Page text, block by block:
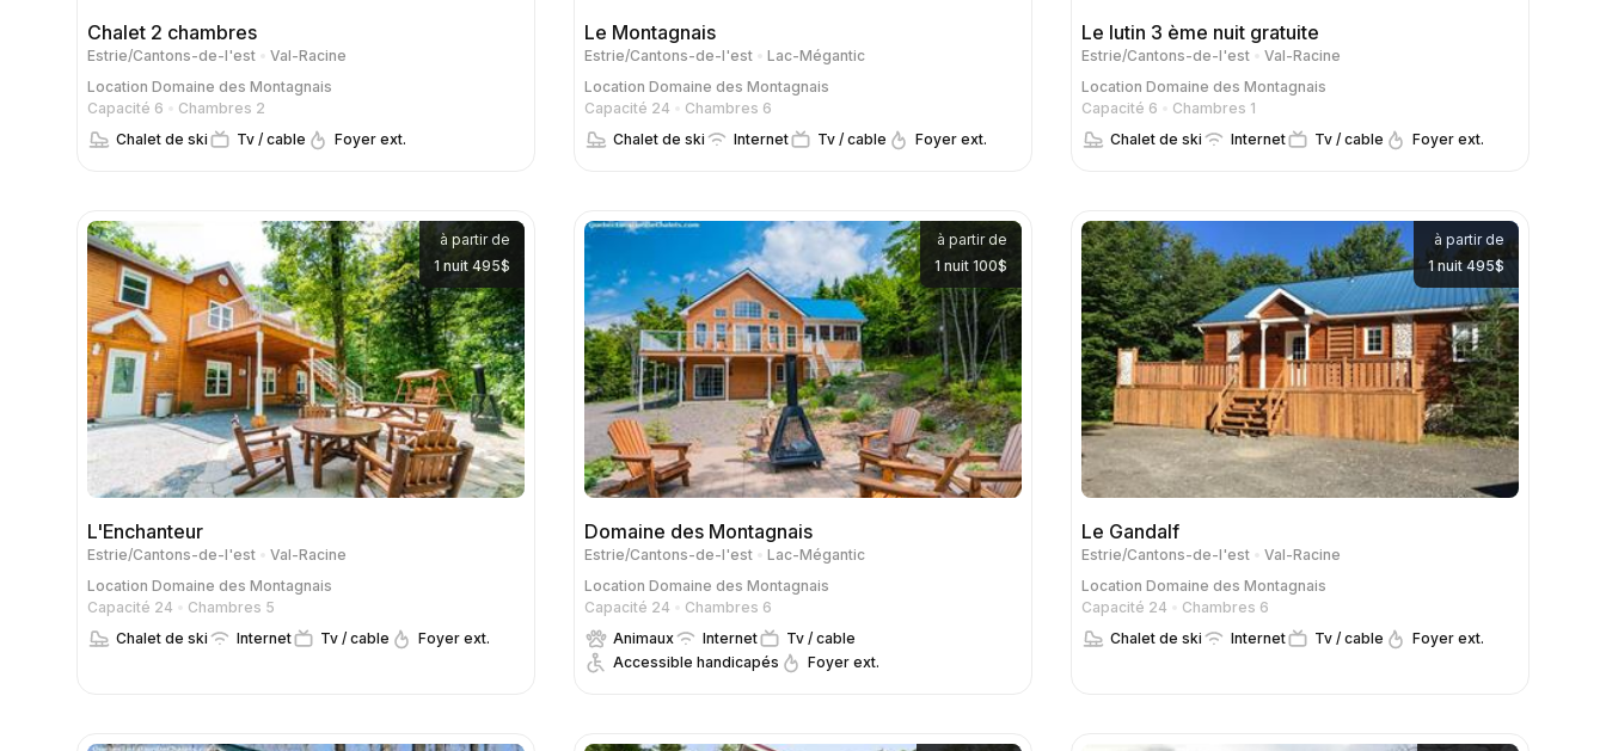
Chalet 2 chambres
Estrie/Cantons-de-l'est
Val-Racine
Location Domaine des Montagnais
Capacité 6
Chambres 2
Chalet de ski
Tv / cable Foyer ext.
Le Montagnais
Estrie/Cantons-de-l'est
Lac-Mégantic
Location Domaine des Montagnais
Capacité 24
Chambres 6
Chalet de ski
Internet Tv / cable Foyer ext.
Le lutin 3 ème nuit gratuite
Estrie/Cantons-de-l'est
Val-Racine
Location Domaine des Montagnais
Capacité 6
Chambres 1
Chalet de ski
Internet Tv / cable Foyer ext.
à partir de
1 nuit 495$
L'Enchanteur
Estrie/Cantons-de-l'est
Val-Racine
Location Domaine des Montagnais
Capacité 24
Chambres 5
Chalet de ski
Internet Tv / cable Foyer ext.
à partir de
1 nuit 100$
Domaine des Montagnais
Estrie/Cantons-de-l'est
Lac-Mégantic
Location Domaine des Montagnais
Capacité 24
Chambres 6
Animaux
Internet
Tv / cable
Accessible handicapés
Foyer ext.
à partir de
1 nuit 495$
Le Gandalf
Estrie/Cantons-de-l'est
Val-Racine
Location Domaine des Montagnais
Capacité 24
Chambres 6
Chalet de ski
Internet Tv / cable Foyer ext.